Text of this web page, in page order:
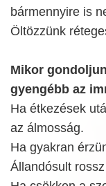
bármennyire is
Öltözzünk
Mikor
gyengébb az
Ha étkezések
az álmosság.
Ha gyakran
Állandósult